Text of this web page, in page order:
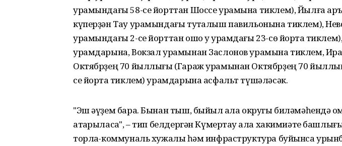
урамындағы 58-се йорттан Шоссе урамына тиклем), Йылға
күперҙән Тау урамындағы туҡталыш павильонына тиклем),
урамындағы 2-се йорттан ошо уҡ урамдағы 23-сө йортҡа
урамдарына, Вокзал урамынан Заслонов урамына тиклем,
Октябрҙең 70 йыллығы (Гараж урамынан Октябрҙең 70
се йортҡа тиклем) урамдарына асфальт түшәләсәк.
"Эш әүҙем бара. Бынан тыш, быйыл ҡала округы биләмәһендә
атҡарыласаҡ", – тип белдергән Күмертау ҡала хакимиәте
торлаҡ-коммуналь хужалыҡ һәм инфраструктура буйынса